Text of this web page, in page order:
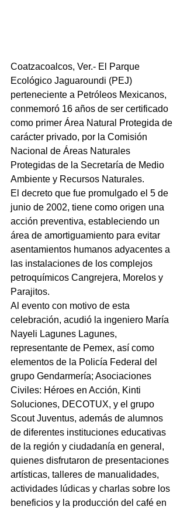
Coatzacoalcos, Ver.- El Parque
Ecológico Jaguaroundi (PEJ)
perteneciente a Petróleos Mexicanos,
conmemoró 16 años de ser certificado
como primer Área Natural Protegida de
carácter privado, por la Comisión
Nacional de Áreas Naturales
Protegidas de la Secretaría de Medio
Ambiente y Recursos Naturales.
El decreto que fue promulgado el 5 de
junio de 2002, tiene como origen una
acción preventiva, estableciendo un
área de amortiguamiento para evitar
asentamientos humanos adyacentes a
las instalaciones de los complejos
petroquímicos Cangrejera, Morelos y
Parajitos.
Al evento con motivo de esta
celebración, acudió la ingeniero María
Nayeli Lagunes Lagunes,
representante de Pemex, así como
elementos de la Policía Federal del
grupo Gendarmería; Asociaciones
Civiles: Héroes en Acción, Kinti
Soluciones, DECOTUX, y el grupo
Scout Juventus, además de alumnos
de diferentes instituciones educativas
de la región y ciudadanía en general,
quienes disfrutaron de presentaciones
artísticas, talleres de manualidades,
actividades lúdicas y charlas sobre los
beneficios y la producción del café en